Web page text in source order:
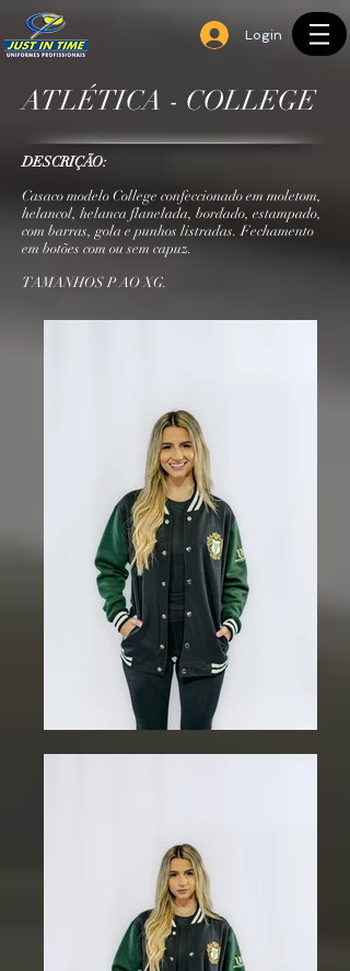
Login
ATLÉTICA - COLLEGE
DESCRIÇÃO:
Casaco modelo College confeccionado em moletom,
helancol, helanca flanelada, bordado, estampado,
com barras, gola e punhos listradas. Fechamento
em botões com ou sem capuz.
TAMANHOS P AO XG.